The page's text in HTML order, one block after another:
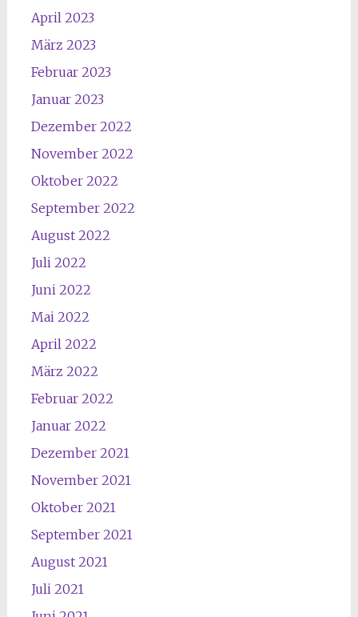
April 2023
März 2023
Februar 2023
Januar 2023
Dezember 2022
November 2022
Oktober 2022
September 2022
August 2022
Juli 2022
Juni 2022
Mai 2022
April 2022
März 2022
Februar 2022
Januar 2022
Dezember 2021
November 2021
Oktober 2021
September 2021
August 2021
Juli 2021